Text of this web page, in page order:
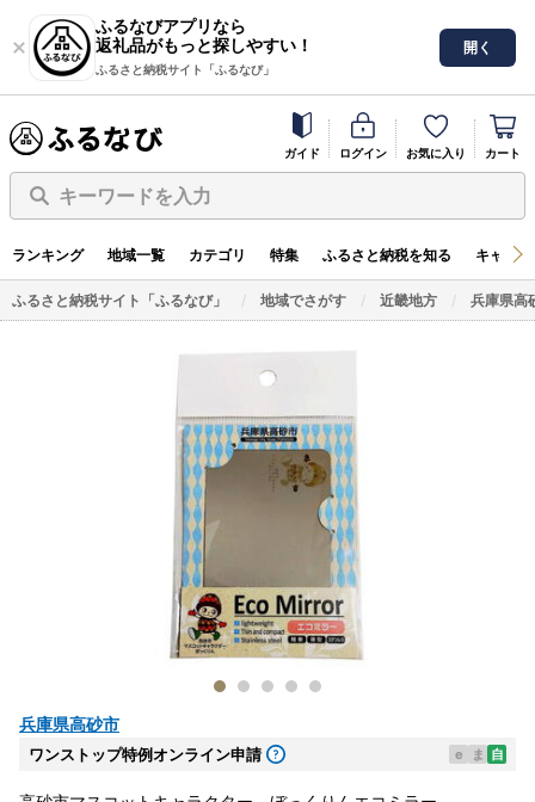
ふるなびアプリなら
返礼品がもっと探しやすい！
ふるさと納税サイト「ふるなび」
開く
ガイド ログイン お気に入り カート
キーワードを入力
ランキング 地域一覧 カテゴリ 特集 ふるさと納税を知る キャン
ふるさと納税サイト「ふるなび」 地域でさがす 近畿地方 兵庫県高
兵庫県高砂市
ワンストップ特例オンライン申請 e ま 自